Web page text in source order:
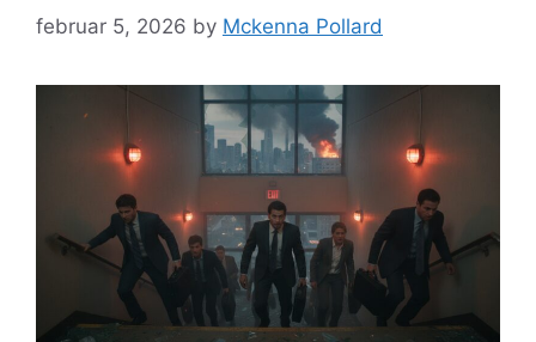
februar 5, 2026 by Mckenna Pollard